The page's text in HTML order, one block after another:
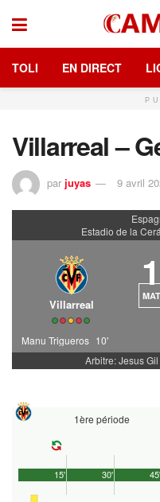
TOLI EN DIRECT
Villarreal –
par juyas 9 avril
Estadio de la
Villarreal
1
Manu Trigueros 10'
Arbitre: Jesus
1ère période
45'
15' 30'